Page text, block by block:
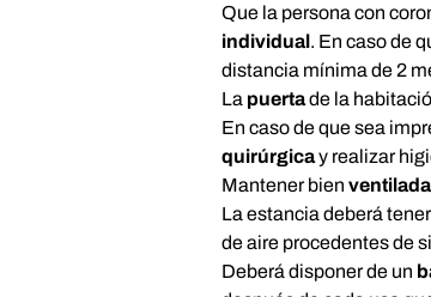
Que la persona con
individual. En caso de
distancia mínima de 2
La puertade la
En caso de que sea
quirúrgicay realizar
Mantener bien
La estancia deberá
de aire procedentes de
Deberá disponer de un